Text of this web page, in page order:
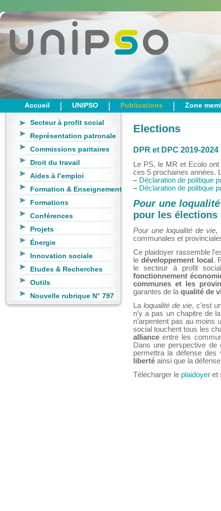
Accueil UNIPSO Publications Zone
Secteur à profit social
Représentation patronale
Commissions paritaires
Droit du travail
Aides à l’emploi
Formation & Enseignement
Formations
Conférences
Projets
Énergie
Innovation sociale
Etudes & Recherches
Outils
Nouvelle rubrique N° 797
Elections
DPR et DPC 2019-2024
Le PS, le MR et Ecolo
ces 5 prochaines années.
– Déclaration de politique
– Déclaration de politique
Pour une
pour les élections
Pour une loqualité de vie,
communales et
Ce plaidoyer rassemble
ledéveloppement local .
le secteur à profit
fonctionnement
communes et les
garantes de la qualité de
Laloqualité de vie, c’est
n’y a pas un chapitre de
n’arpentent pas au moins
social touchent tous les
alliance entre les
Dans une perspective de
permettra la défense des
liberté ainsi que la
Télécharger le plaidoyer et